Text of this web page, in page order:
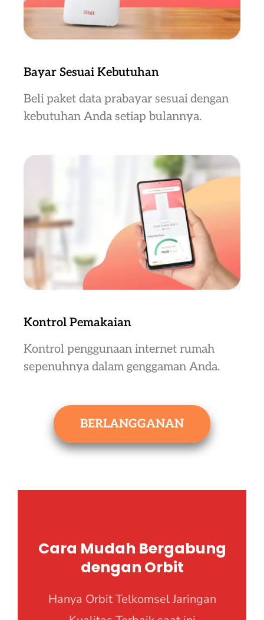
Bayar Sesuai Kebutuhan
Beli paket data prabayar sesuai dengan
kebutuhan Anda setiap bulannya.
Kontrol Pemakaian
Kontrol penggunaan internet rumah
sepenuhnya dalam genggaman Anda.
BERLANGGANAN
Cara Mudah Bergabung
dengan Orbit
Hanya Orbit Telkomsel Jaringan